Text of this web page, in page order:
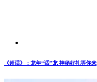
《超话》：龙年“话”龙 神秘好礼等你来